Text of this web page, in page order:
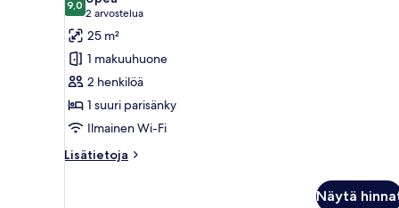
Executive-
huone,
suuri
parisänky,
tupakointi
kielletty
kuvat
9,09,0 kautta 10
2 arvostelua
(2
arvostelua)
25 m²
1 makuuhuone
2 henkilöä
1 suuri parisänky
Ilmainen Wi-Fi
Lisätietoja
Lisätietoja
Näytä